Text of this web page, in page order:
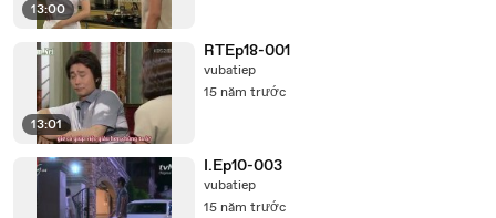
13:00
13:01
RTEp18-001
vubatiep
15 năm trước
I.Ep10-003
vubatiep
15 năm trước